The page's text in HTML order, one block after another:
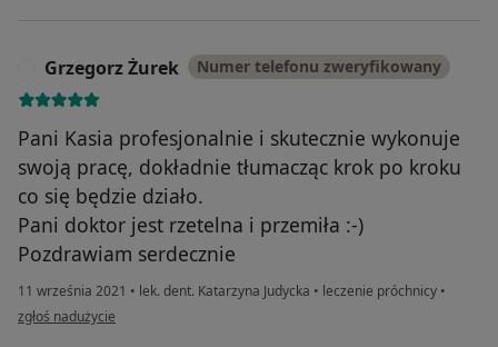
Grzegorz Żurek Numer telefonu zweryfikowany
Pani Kasia profesjonalnie i skutecznie wykonuje
swoją pracę, dokładnie tłumacząc krok po kroku
co się będzie działo.
Pani doktor jest rzetelna i przemiła :-)
Pozdrawiam serdecznie
11 września 2021 • lek. dent. Katarzyna Judycka • leczenie próchnicy •
w opinii użytkownika Grzegorz Żurek
zgłoś nadużycie